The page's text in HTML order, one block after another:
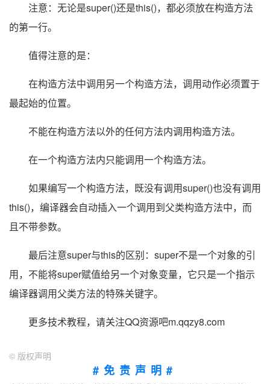
注意：无论是super()还是this()，都必须放在构造方法
的第一行。
值得注意的是：
在构造方法中调用另一个构造方法，调用动作必须置于
最起始的位置。
不能在构造方法以外的任何方法内调用构造方法。
在一个构造方法内只能调用一个构造方法。
如果编写一个构造方法，既没有调用super()也没有调用
this()，编译器会自动插入一个调用到父类构造方法中，而
且不带参数。
最后注意super与this的区别：super不是一个对象的引
用，不能将super赋值给另一个对象变量，它只是一个指示
编译器调用父类方法的特殊关键字。
更多技术教程，请关注QQ资源吧m.qqzy8.com
© 版权声明
#免责声明#